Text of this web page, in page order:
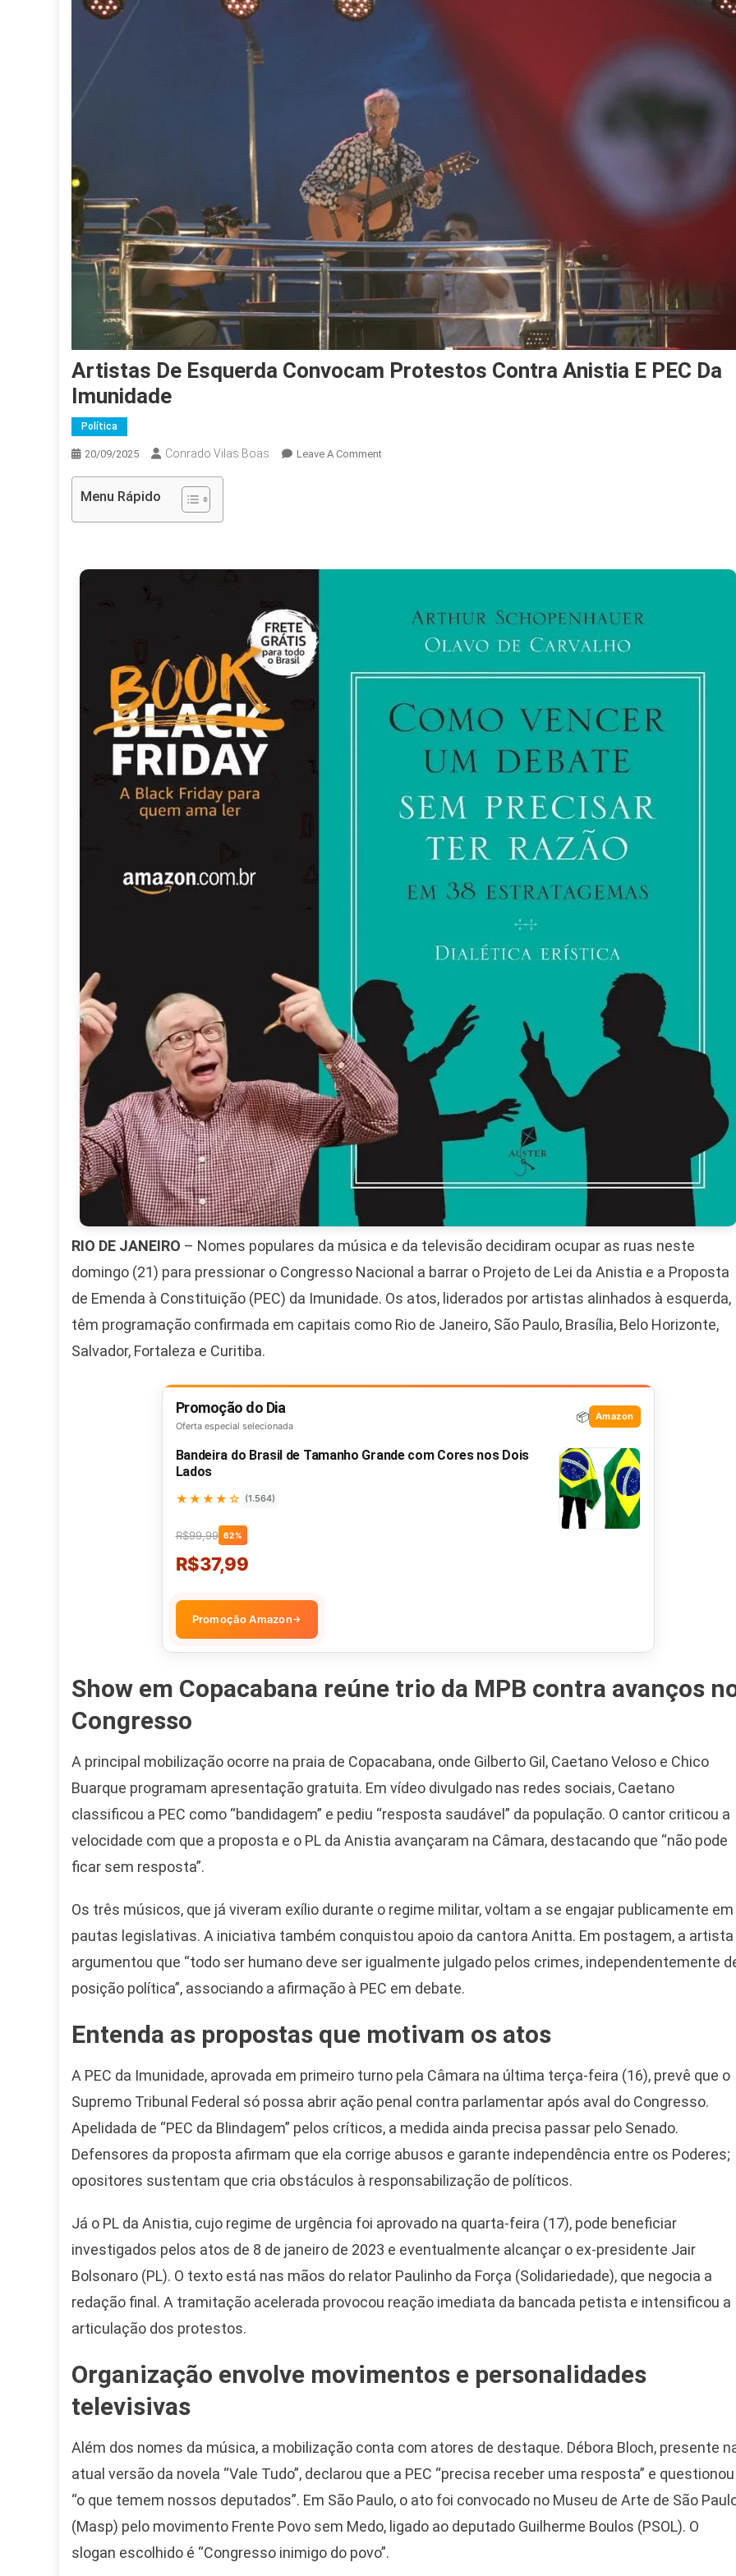
Artistas De Esquerda Convocam Protestos Contra Anistia E PEC Da
Imunidade
Política
20/09/2025 Conrado Vilas Boas Leave A CommentOn
Contra
Menu Rápido
RIO DE JANEIRO – Nomes populares da música e da televisão decidiram ocupar as ruas neste
domingo (21) para pressionar o Congresso Nacional a barrar o Projeto de Lei da Anistia e a Proposta
de Emenda à Constituição (PEC) da Imunidade. Os atos, liderados por artistas alinhados à esquerda,
têm programação confirmada em capitais como Rio de Janeiro, São Paulo, Brasília, Belo Horizonte,
Salvador, Fortaleza e Curitiba.
Promoção do Dia
Oferta especial selecionada
📦 Amazon
Bandeira do Brasil de Tamanho Grande com Cores nos Dois
Lados
★★★★☆ (1.564)
R$99,99 62%
R$37,99
Promoção Amazon→
Show em Copacabana reúne trio da MPB contra avanços
Congresso
A principal mobilização ocorre na praia de Copacabana, onde Gilberto Gil, Caetano Veloso e Chico
Buarque programam apresentação gratuita. Em vídeo divulgado nas redes sociais, Caetano
classificou a PEC como “bandidagem” e pediu “resposta saudável” da população. O cantor criticou a
velocidade com que a proposta e o PL da Anistia avançaram na Câmara, destacando que “não pode
ficar sem resposta”.
Os três músicos, que já viveram exílio durante o regime militar, voltam a se engajar publicamente em
pautas legislativas. A iniciativa também conquistou apoio da cantora Anitta. Em postagem, a artista
argumentou que “todo ser humano deve ser igualmente julgado pelos crimes, independentemente
posição política”, associando a afirmação à PEC em debate.
Entenda as propostas que motivam os atos
A PEC da Imunidade, aprovada em primeiro turno pela Câmara na última terça-feira (16), prevê que o
Supremo Tribunal Federal só possa abrir ação penal contra parlamentar após aval do Congresso.
Apelidada de “PEC da Blindagem” pelos críticos, a medida ainda precisa passar pelo Senado.
Defensores da proposta afirmam que ela corrige abusos e garante independência entre os Poderes;
opositores sustentam que cria obstáculos à responsabilização de políticos.
Já o PL da Anistia, cujo regime de urgência foi aprovado na quarta-feira (17), pode beneficiar
investigados pelos atos de 8 de janeiro de 2023 e eventualmente alcançar o ex-presidente Jair
Bolsonaro (PL). O texto está nas mãos do relator Paulinho da Força (Solidariedade), que negocia a
redação final. A tramitação acelerada provocou reação imediata da bancada petista e intensificou a
articulação dos protestos.
Organização envolve movimentos e personalidades
televisivas
Além dos nomes da música, a mobilização conta com atores de destaque. Débora Bloch, presente
atual versão da novela “Vale Tudo”, declarou que a PEC “precisa receber uma resposta” e questionou
“o que temem nossos deputados”. Em São Paulo, o ato foi convocado no Museu de Arte de São
(Masp) pelo movimento Frente Povo sem Medo, ligado ao deputado Guilherme Boulos (PSOL). O
slogan escolhido é “Congresso inimigo do povo”.
Bolsonaro Presidente
2026 Pátria Brasil 6 X
10,00 S/JUROS
Ver no MERCADO
LIVRE